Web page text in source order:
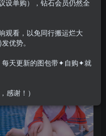
设单购），钻石会员仍然全
观看，以免同行搬运烂大
优势。
每天更新的图包带✦自购✦就
感谢！）